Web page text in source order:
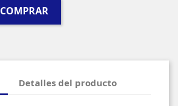
COMPRAR
Detalles del producto